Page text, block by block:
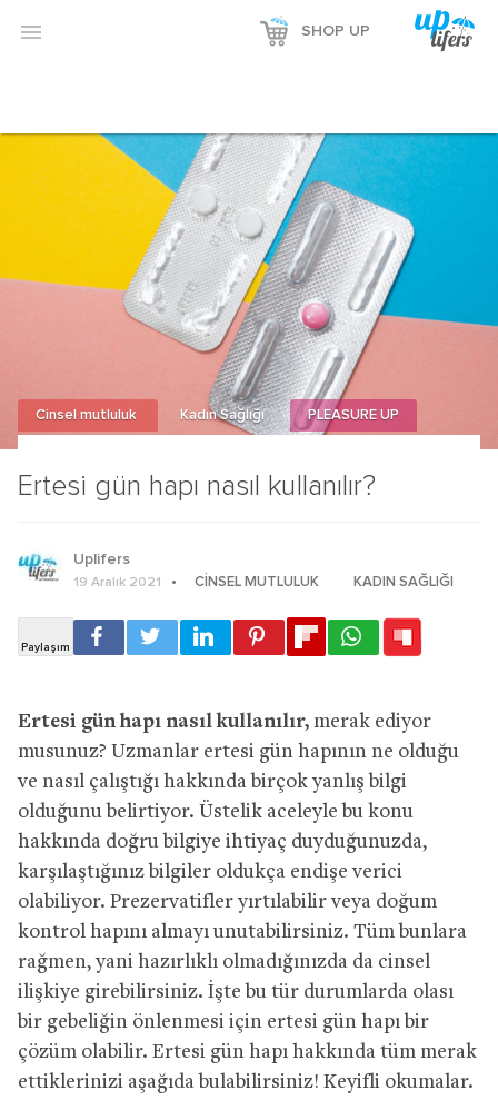
 SHOP UP
Ertesi gün hapı nasıl kullanılır?
Cinsel mutluluk Kadın Sağlığı PLEASURE UP
Uplifers
19 Aralık 2021 CINSEL MUTLULUK KADIN SAĞLIĞI
Ertesi gün hapı nasıl kullanılır, merak ediyor
musunuz? Uzmanlar ertesi gün hapının ne olduğu
ve nasıl çalıştığı hakkında birçok yanlış bilgi
olduğunu belirtiyor. Üstelik aceleyle bu konu
hakkında doğru bilgiye ihtiyaç duyduğunuzda,
karşılaştığınız bilgiler oldukça endişe verici
olabiliyor. Prezervatifler yırtılabilir veya doğum
kontrol hapını almayı unutabilirsiniz. Tüm bunlara
rağmen, yani hazırlıklı olmadığınızda da cinsel
ilişkiye girebilirsiniz. İşte bu tür durumlarda olası
bir gebeliğin önlenmesi için ertesi gün hapı bir
çözüm olabilir. Ertesi gün hapı hakkında tüm merak
ettiklerinizi aşağıda bulabilirsiniz! Keyifli okumalar.